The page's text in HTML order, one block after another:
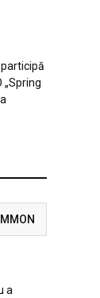
„Spring
a